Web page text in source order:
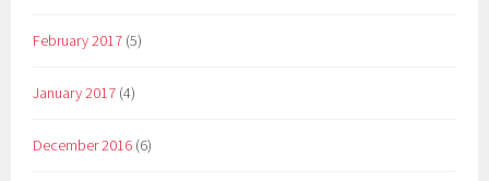
February 2017 (5)
January 2017 (4)
December 2016 (6)